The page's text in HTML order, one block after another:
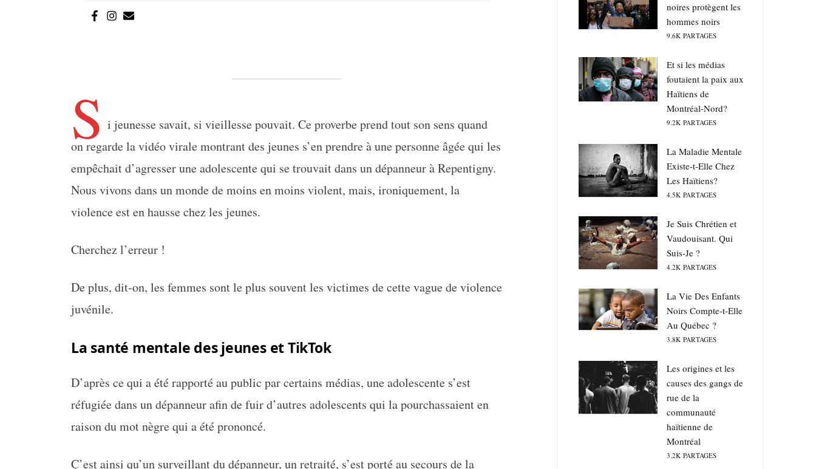
S i jeunesse savait, si vieillesse pouvait. Ce proverbe prend tout son sens quand
on regarde la vidéo virale montrant des jeunes s’en prendre à une personne âgée qui les
empêchait d’agresser une adolescente qui se trouvait dans un dépanneur à Repentigny.
Nous vivons dans un monde de moins en moins violent, mais, ironiquement, la
violence est en hausse chez les jeunes.
Cherchez l’erreur !
De plus, dit-on, les femmes sont le plus souvent les victimes de cette vague de violence
juvénile.
La santé mentale des jeunes et TikTok
D’après ce qui a été rapporté au public par certains médias, une adolescente s’est
réfugiée dans un dépanneur afin de fuir d’autres adolescents qui la pourchassaient en
raison du mot nègre qui a été prononcé.
C’est ainsi qu’un surveillant du dépanneur, un retraité, s’est porté au secours de la
noires protègent les
hommes noirs
9.6K PARTAGES
Et si les médias
foutaient la paix aux
Haïtiens de
Montréal-Nord?
9.2K PARTAGES
La Maladie Mentale
Existe-t-Elle Chez
Les Haïtiens?
4.5K PARTAGES
Je Suis Chrétien et
Vaudouisant. Qui
Suis-Je ?
4.2K PARTAGES
La Vie Des Enfants
Noirs Compte-t-Elle
Au Québec ?
3.8K PARTAGES
Les origines et les
causes des gangs de
rue de la
communauté
haïtienne de
Montréal
3.2K PARTAGES